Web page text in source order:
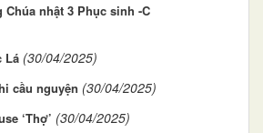
Chúa nhật 3 Phục sinh -C
Lá (30/04/2025)
cầu nguyện (30/04/2025)
‘Thợ’ (30/04/2025)